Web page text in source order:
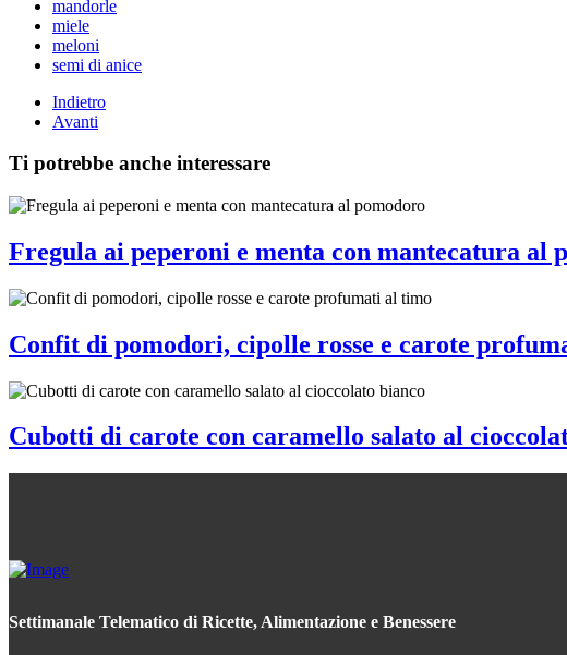
mandorle
miele
meloni
semi di anice
Indietro
Avanti
Ti potrebbe anche interessare
Fregula ai peperoni e menta con mantecatura al
Confit di pomodori, cipolle rosse e carote
Cubotti di carote con caramello salato al
Settimanale Telematico di Ricette, Alimentazione e Benessere